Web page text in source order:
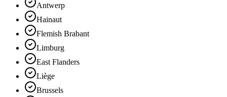
Antwerp
Hainaut
Flemish Brabant
Limburg
East Flanders
Liège
Brussels